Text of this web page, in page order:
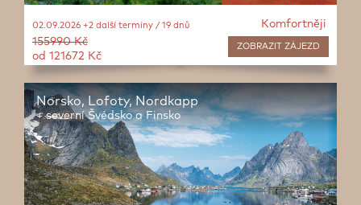
Komfortněji
ZOBRAZIT ZÁJEZD
02.09.2026 +2 další termíny / 19 dnů
155990 Kč
od 121672 Kč
Norsko, Lofoty, Nordkapp
+ severní Švédsko a Finsko